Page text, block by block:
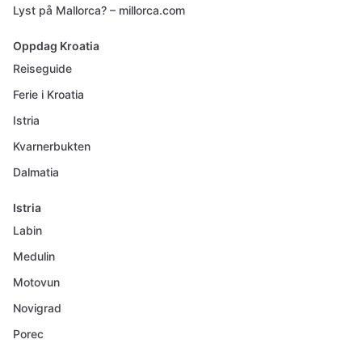
Lyst på Mallorca? – millorca.com
Oppdag Kroatia
Reiseguide
Ferie i Kroatia
Istria
Kvarnerbukten
Dalmatia
Istria
Labin
Medulin
Motovun
Novigrad
Porec